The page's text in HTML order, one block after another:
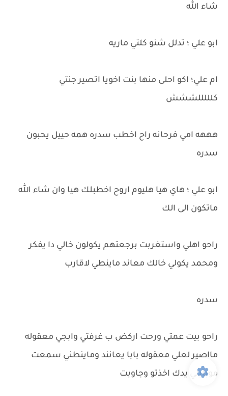
شاء الله
ابو علي ؛ تدلل شنو كلتي ماريه
ام علي؛ اكو احلى منها بنت اخويا اتصير جنتي
كلللللششش
هههه امي فرحانه راح اخطب سدره همه حييل يحبون
سدره
ابو علي ؛ هاي هيا هليوم اروح اخطبلك هيا وان شاء الله
ماتكون الى الك
راحو اهلي واستغربت برجعتهم يكولون خالي دا يفكر
ومحمد يكولي خالك معاند ماينطي لاقارب
سدره
راحو بيت عمتي ورحت اركض ب غرفتي وابجي معقوله
مااصير لعلي معقوله بابا يعانند وماينطني سمعت
موبايلي يدك اخذتو وجاوبت